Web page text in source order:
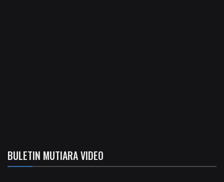
BULETIN MUTIARA VIDEO